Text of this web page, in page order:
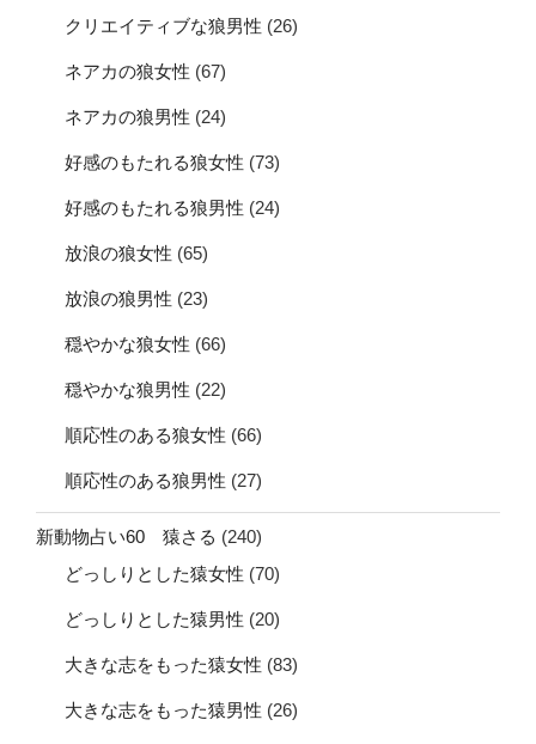
クリエイティブな狼男性 (26)
ネアカの狼女性 (67)
ネアカの狼男性 (24)
好感のもたれる狼女性 (73)
好感のもたれる狼男性 (24)
放浪の狼女性 (65)
放浪の狼男性 (23)
穏やかな狼女性 (66)
穏やかな狼男性 (22)
順応性のある狼女性 (66)
順応性のある狼男性 (27)
新動物占い60 猿さる (240)
どっしりとした猿女性 (70)
どっしりとした猿男性 (20)
大きな志をもった猿女性 (83)
大きな志をもった猿男性 (26)